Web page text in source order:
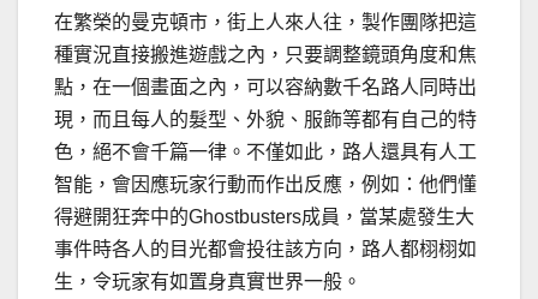
在繁榮的曼克頓市，街上人來人往，製作團隊把這
種實況直接搬進遊戲之內，只要調整鏡頭角度和焦
點，在一個畫面之內，可以容納數千名路人同時出
現，而且每人的髮型、外貌、服飾等都有自己的特
色，絕不會千篇一律。不僅如此，路人還具有人工
智能，會因應玩家行動而作出反應，例如：他們懂
得避開狂奔中的Ghostbusters成員，當某處發生大
事件時各人的目光都會投往該方向，路人都栩栩如
生，令玩家有如置身真實世界一般。